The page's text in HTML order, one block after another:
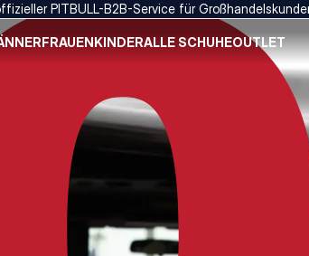
PITBULL-B2B-Service für
FRAUENKINDERALLE SCHUHEOUTLET